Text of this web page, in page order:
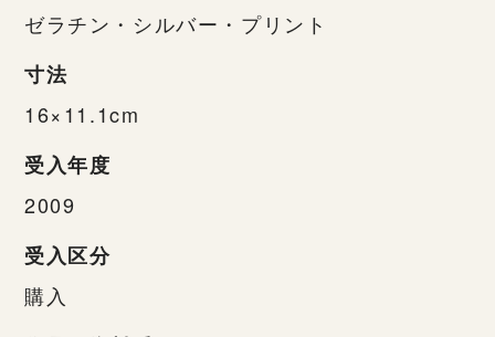
ゼラチン・シルバー・プリント
寸法
16×11.1cm
受入年度
2009
受入区分
購入